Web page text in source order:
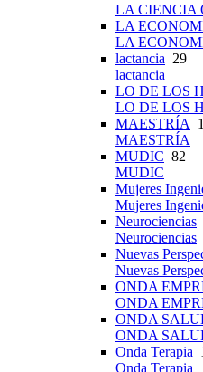
LA CIENCIA
LA
LA
lactancia 29
lactancia
LO DE LOS
LO DE LOS
MAESTRÍA
1
MAESTRÍA
MUDIC 82
MUDIC
Mujeres
Mujeres
Neurociencias
Neurociencias
Nuevas
Nuevas
ONDA
ONDA
ONDA
ONDA
Onda Terapia
Onda Terapia